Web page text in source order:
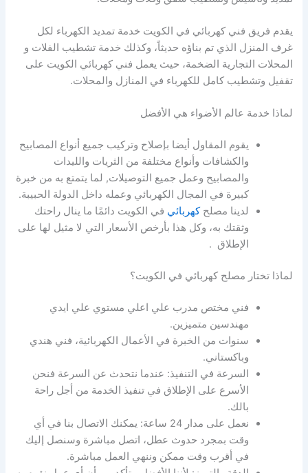
يقدم فريق فني كهربائي في الكويت خدمة تمديد الكهرباء لكل
غرف المنزل الذي تم بناؤه حديثاً، وكذلك خدمة تشطيب الفلات و
المحلات التجارية الضخمة، حيث يعمل فني كهربائي الكويت على
تقفيل وتشطيب كامل للكهرباء في المنازل والمحلات.
لماذا خدمة عالم الأضواء هي الأفضل
يقوم المقاول أيضا بإصلاح وتركيب جميع أنواع المصابيح
والكشافات وأنواع مختلفة من الثريات والليدات
والمصابيح وعمل جميع التوصيلات, لما يتمتع به من خبرة
كبيرة في المجال الكهربائي وعمله داخل الدولة الحبيبة.
لدينا مصلحكهربائي في الكويت دائمًا ما ينال راحتك
وثقتك به، وكل هذا بأرخص الأسعار التي لا مثيل لها على
الإطلاق .
لماذا تختار مصلح كهربائي في الكويت؟
فني مختص مدرب علي اعلي مستوي علي ايدي
مهندسين متميزين.
سنوات من الخبرة في الأعمال الكهربائية، فني هندي
وباكستاني.
السرعة في التنفيذ: عندما نتحدث عن السرعة فنحن
الأسرع على الإطلاق في تنفيذ الخدمة من أجل راحة
بالك.
نعمل على مدار 24 ساعة: يمكنك الاتصال بنا في أي
وقت بمجرد حدوث عطل، اتصل مباشرة وسنصل إليك
في أقرب وقت ممكن وننهي العمل مباشرة.